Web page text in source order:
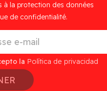
à la protection des données
de confidentialité.
la Política de privacidad